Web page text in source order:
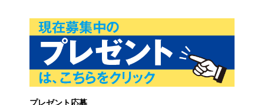
プレゼント応募